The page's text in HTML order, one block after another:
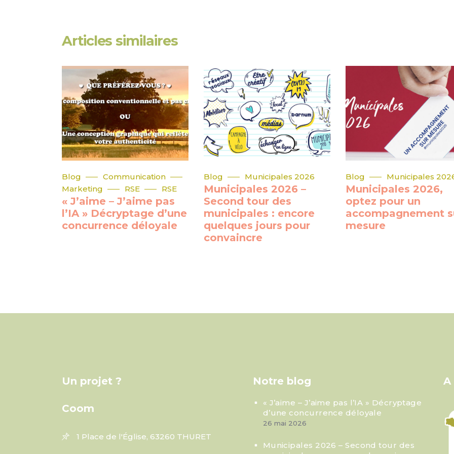
Articles similaires
Blog
Communication
Marketing
RSE RSE
« J’aime – J’aime pas
l’IA » Décryptage d’une
concurrence déloyale
Blog Municipales 2026
Municipales 2026 –
Second tour des
municipales : encore
quelques jours pour
convaincre
Blog Municipales
Municipales 2026,
optez pour un
accompagnement
mesure
Un projet ?
Coom
1 Place de l'Église, 63260 THURET
Notre blog
« J’aime – J’aime pas l’IA » Décryptage
d’une concurrence déloyale
26 mai 2026
Municipales 2026 – Second tour des
A